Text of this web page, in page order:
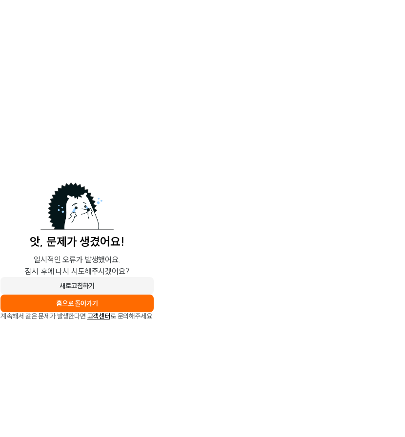
앗, 문제가 생겼어요!
일시적인 오류가 발생했어요.
잠시 후에 다시 시도해주시겠어요?
새로고침하기
홈으로 돌아가기
계속해서 같은 문제가 발생한다면 고객센터로 문의해주세요.